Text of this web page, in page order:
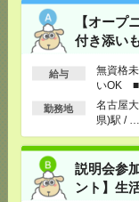
【オープ
付き添い
給与
無資格
いOK ■
以上
勤務地
名古屋
県)駅 / …
説明会参
ント】生
[交通費]
交通費全額支給
[勤務地]
名古屋大学駅 /
/…
説明会参加で全
活のお手伝い[派
[給 与]無資格未経験
OK ■扶養内OK ■日
[交通費]
交通費全額支
[勤務地]近鉄名古屋駅